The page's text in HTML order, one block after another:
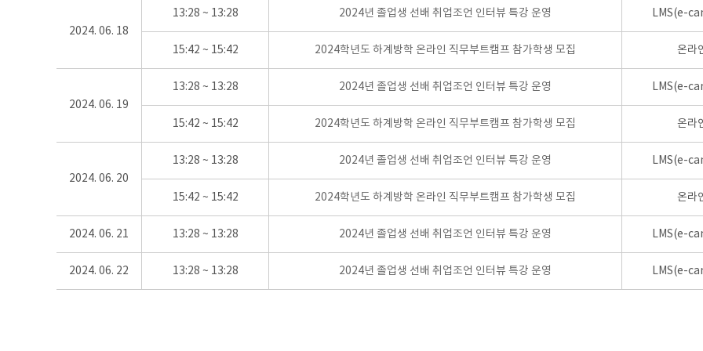
2024. 06. 18
13:28 ~ 13:28 2024년 졸업생 선배 취업조언 인터뷰 특강 운영 LMS(e-
15:42 ~ 15:42 2024학년도 하계방학 온라인 직무부트캠프 참가학생 모집 온라
2024. 06. 19
13:28 ~ 13:28 2024년 졸업생 선배 취업조언 인터뷰 특강 운영 LMS(e-
15:42 ~ 15:42 2024학년도 하계방학 온라인 직무부트캠프 참가학생 모집 온라
2024. 06. 20
13:28 ~ 13:28 2024년 졸업생 선배 취업조언 인터뷰 특강 운영 LMS(e-
15:42 ~ 15:42 2024학년도 하계방학 온라인 직무부트캠프 참가학생 모집 온라
2024. 06. 21 13:28 ~ 13:28 2024년 졸업생 선배 취업조언 인터뷰 특강 운영 LMS(e-
2024. 06. 22 13:28 ~ 13:28 2024년 졸업생 선배 취업조언 인터뷰 특강 운영 LMS(e-